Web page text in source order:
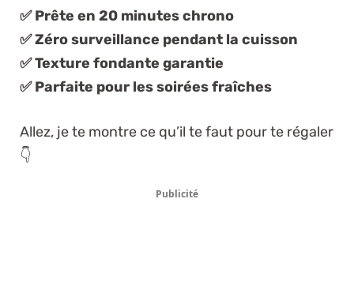
✅ Prête en 20 minutes chrono
✅ Zéro surveillance pendant la cuisson
✅ Texture fondante garantie
✅ Parfaite pour les soirées fraîches
Allez, je te montre ce qu’il te faut pour te régaler
👇
Publicité